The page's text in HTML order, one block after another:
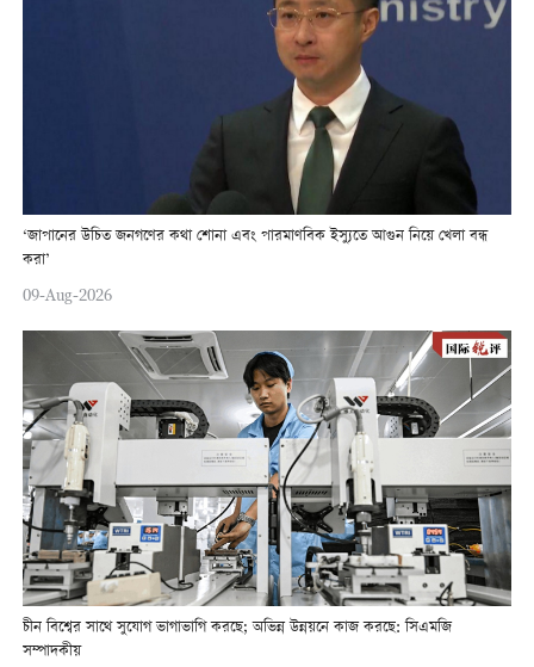
‘জাপানের উচিত জনগণের কথা শোনা এবং পারমাণবিক ইস্যুতে আগুন নিয়ে খেলা বন্ধ
করা’
09-Aug-2026
চীন বিশ্বের সাথে সুযোগ ভাগাভাগি করছে; অভিন্ন উন্নয়নে কাজ করছে: সিএমজি
সম্পাদকীয়